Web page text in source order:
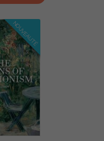
NOUVEAUTÉ